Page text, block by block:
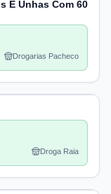
E Unhas Com 60
Drogarias Pacheco
Droga Raia